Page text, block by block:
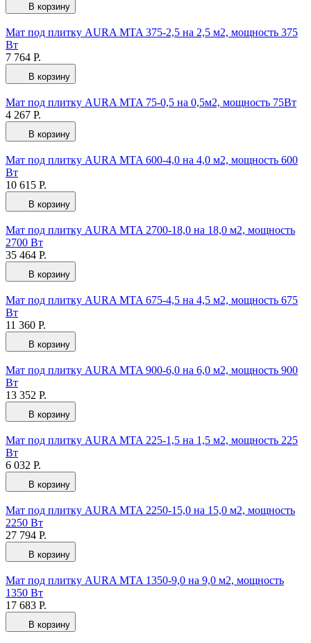
В корзину
Мат под плитку AURA MTA 375-2,5 на 2,5 м2, мощность 375
Вт
7 764 Р.
В корзину
Мат под плитку AURA MTA 75-0,5 на 0,5м2, мощность 75Вт
4 267 Р.
В корзину
Мат под плитку AURA MTA 600-4,0 на 4,0 м2, мощность 600
Вт
10 615 Р.
В корзину
Мат под плитку AURA MTA 2700-18,0 на 18,0 м2, мощность
2700 Вт
35 464 Р.
В корзину
Мат под плитку AURA MTA 675-4,5 на 4,5 м2, мощность 675
Вт
11 360 Р.
В корзину
Мат под плитку AURA MTA 900-6,0 на 6,0 м2, мощность 900
Вт
13 352 Р.
В корзину
Мат под плитку AURA MTA 225-1,5 на 1,5 м2, мощность 225
Вт
6 032 Р.
В корзину
Мат под плитку AURA MTA 2250-15,0 на 15,0 м2, мощность
2250 Вт
27 794 Р.
В корзину
Мат под плитку AURA MTA 1350-9,0 на 9,0 м2, мощность
1350 Вт
17 683 Р.
В корзину